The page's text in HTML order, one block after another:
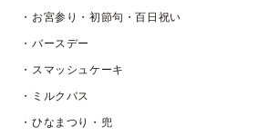
・お宮参り・初節句・百日祝い
・バースデー
・スマッシュケーキ
・ミルクバス
・ひなまつり・兜